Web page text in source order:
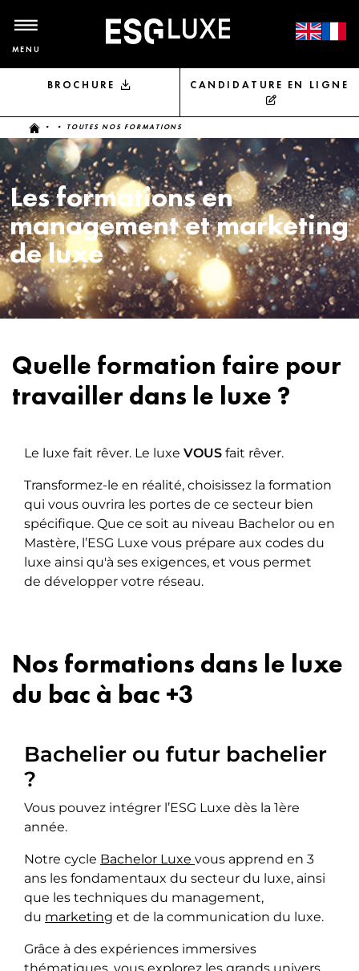
Les formations en
management et marketing
de luxe
Quelle formation faire pour
travailler dans le luxe ?
Le luxe fait rêver. Le luxe VOUS fait rêver.
Transformez-le en réalité, choisissez la formation
qui vous ouvrira les portes de ce secteur bien
spécifique. Que ce soit au niveau Bachelor ou en
Mastère, l’ESG Luxe vous prépare aux codes du
luxe ainsi qu'à ses exigences, et vous permet
de développer votre réseau.
Nos formations dans le luxe
du bac à bac +3
Bachelier ou futur bachelier
?
Vous pouvez intégrer l’ESG Luxe dès la 1ère
année.
Notre cycle Bachelor Luxe vous apprend en 3
ans les fondamentaux du secteur du luxe, ainsi
que les techniques du management,
du marketing et de la communication du luxe.
Grâce à des expériences immersives
MENU
BROCHURE CANDIDATURE EN LIGNE
Vous êtes ici
• • TOUTES NOS FORMATIONS